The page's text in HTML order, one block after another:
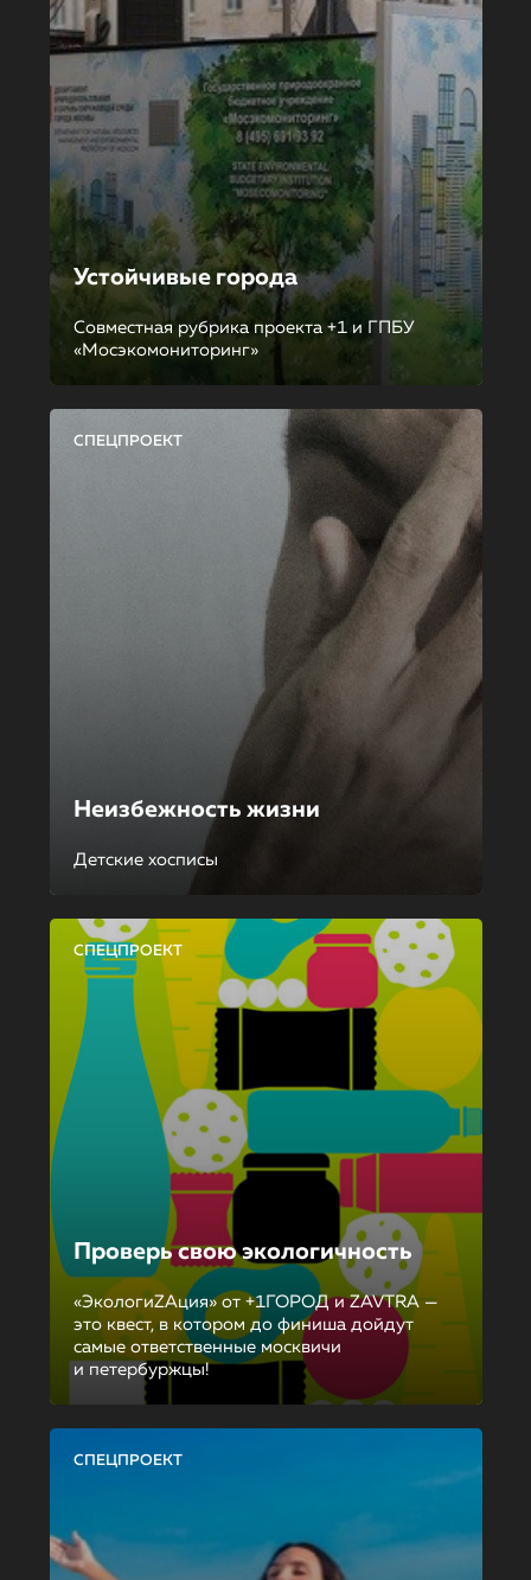
Устойчивые города
Совместная рубрика проекта +1 и ГПБУ
«Мосэкомониторинг»
СПЕЦПРОЕКТ
Неизбежность жизни
Детские хосписы
СПЕЦПРОЕКТ
Проверь свою экологичность
«ЭкологиZAция» от +1ГОРОД и ZAVTRA —
это квест, в котором до финиша дойдут
самые ответственные москвичи
и петербуржцы!
СПЕЦПРОЕКТ